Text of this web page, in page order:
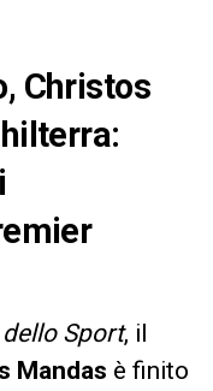
Christos
Sport, il
Mandas è finito